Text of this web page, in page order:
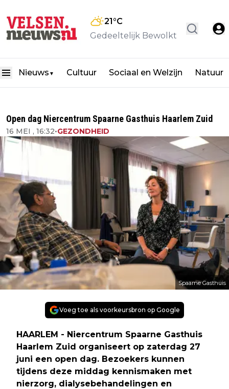
21 °C
Gedeeltelijk Bewolkt
Nieuws ▼ Cultuur Sociaal en Welzijn Natuur
Open dag Niercentrum Spaarne Gasthuis Haarlem Zuid
16 MEI , 16:32•GEZONDHEID
Spaarne Gasthuis
Voeg toe als voorkeursbron op Google
HAARLEM - Niercentrum Spaarne Gasthuis
Haarlem Zuid organiseert op zaterdag 27
juni een open dag. Bezoekers kunnen
tijdens deze middag kennismaken met
nierzorg, dialysebehandelingen en